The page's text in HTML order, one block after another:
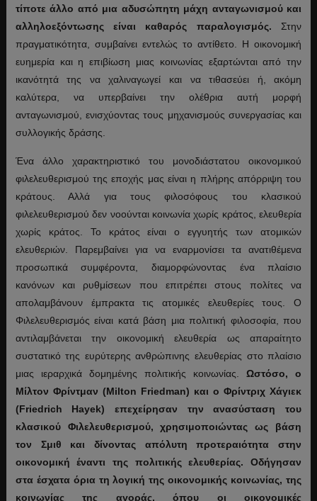
τίποτε άλλο από μια αδυσώπητη μάχη ανταγωνισμού και
αλληλοεξόντωσης είναι καθαρός παραλογισμός. Στην
πραγματικότητα, συμβαίνει εντελώς το αντίθετο. Η οικονομική
ευημερία και η επιβίωση μιας κοινωνίας εξαρτώνται από την
ικανότητά της να χαλιναγωγεί και να τιθασεύει ή, ακόμη
καλύτερα, να υπερβαίνει την ολέθρια αυτή μορφή
ανταγωνισμού, ενισχύοντας τους μηχανισμούς συνεργασίας και
συλλογικής δράσης.
Ένα άλλο χαρακτηριστικό του μονοδιάστατου οικονομικού
φιλελευθερισμού της εποχής μας είναι η πλήρης απόρριψη του
κράτους. Αλλά για τους φιλοσόφους του κλασικού
φιλελευθερισμού δεν νοούνται κοινωνία χωρίς κράτος, ελευθερία
χωρίς κράτος. Το κράτος είναι ο εγγυητής των ατομικών
ελευθεριών. Παρεμβαίνει για να εναρμονίσει τα ανατιθέμενα
προσωπικά συμφέροντα, διαμορφώνοντας ένα πλαίσιο
κανόνων και ρυθμίσεων που επιτρέπει στους πολίτες να
απολαμβάνουν έμπρακτα τις ατομικές ελευθερίες τους. Ο
Φιλελευθερισμός είναι κατά βάση μια πολιτική φιλοσοφία, που
αντιλαμβάνεται την οικονομική ελευθερία ως απαραίτητο
συστατικό της ευρύτερης ανθρώπινης ελευθερίας στο πλαίσιο
μιας ιεραρχικά δομημένης πολιτικής κοινωνίας.Ωστόσο, ο
Μίλτον Φρίντμαν (Milton Friedman) και ο Φρίντριχ Χάγιεκ
(Friedrich Hayek) επεχείρησαν την ανασύσταση του
κλασικού Φιλελευθερισμού, χρησιμοποιώντας ως βάση
τον Σμιθ και δίνοντας απόλυτη προτεραιότητα στην
οικονομική έναντι της πολιτικής ελευθερίας. Οδήγησαν
στα έσχατα όρια τη λογική της οικονομικής κοινωνίας, της
κοινωνίας της αγοράς, όπου οι οικονομικές